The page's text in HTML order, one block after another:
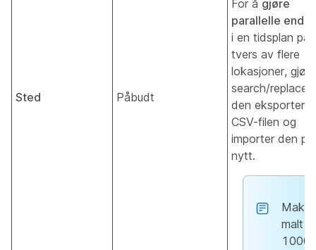
Sted Påbudt
For å gjøre
parallelle
i en tidsplan på
tvers av flere
lokasjoner, gjør
search/replace
den eksporterte
CSV-filen og
importer den på
nytt.
Maksi
malt
1000